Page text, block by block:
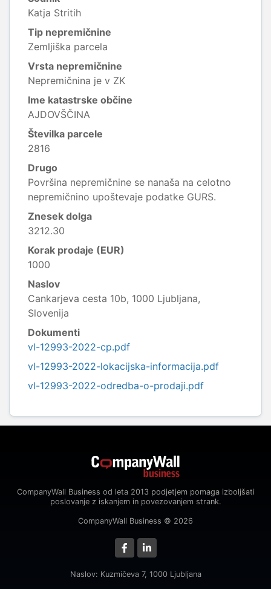
Katja Stritih
Tip nepremičnine
Zemljiška parcela
Vrsta nepremičnine
Nepremičnina je v ZK
Ime katastrske občine
AJDOVŠČINA
Številka parcele
2816
Drugo
Površina nepremičnine se nanaša na celotno
nepremičnino upoštevaje podatke GURS.
Znesek dolga
3212.30
Korak prodaje (EUR)
1000
Naslov
Cankarjeva cesta 10b, 1000 Ljubljana,
Slovenija
Dokumenti
vl-12993-2022-cp.pdf
vl-12993-2022-lokacijska-informacija.pdf
vl-12993-2022-odredba-o-prodaji.pdf
CompanyWall Business od leta 2013 podjetjem pomaga izboljšati
poslovanje z iskanjem in povezovanjem strank.
CompanyWall Business © 2026
Naslov: Kuzmičeva 7, 1000 Ljubljana